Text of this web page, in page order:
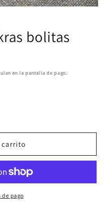
bolitas
en la pantalla de pago.
carrito
de pago